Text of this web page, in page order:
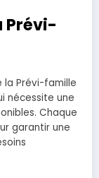
Prévi-
la Prévi-famille
nécessite une
Chaque
garantir une